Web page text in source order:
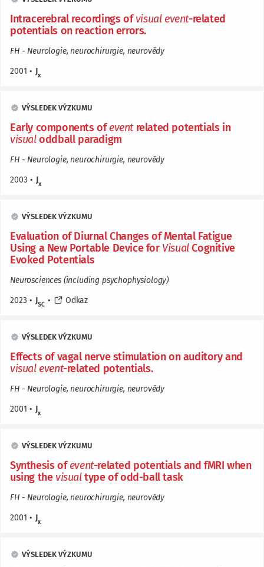
Intracerebral recordings ofvisual event-related
potentials on reaction errors.
FH - Neurologie, neurochirurgie, neurovědy
2001 • Jx
VÝSLEDEK VÝZKUMU
Early components ofeventrelated potentials in
visualoddball paradigm
FH - Neurologie, neurochirurgie, neurovědy
2003 • Jx
VÝSLEDEK VÝZKUMU
Evaluation of Diurnal Changes of Mental Fatigue
Using a New Portable Device for VisualCognitive
Evoked Potentials
Neurosciences (including psychophysiology)
2023 • JSC • Odkaz
VÝSLEDEK VÝZKUMU
Effects of vagal nerve stimulation on auditory and
visual event-related potentials.
FH - Neurologie, neurochirurgie, neurovědy
2001 • Jx
VÝSLEDEK VÝZKUMU
Synthesis ofevent-related potentials and fMRI when
using the visualtype of odd-ball task
FH - Neurologie, neurochirurgie, neurovědy
2001 • Jx
VÝSLEDEK VÝZKUMU